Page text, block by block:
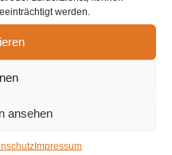
werden.
ansehen
Impressum
eine wichtige
Ihr
Essens Angebot
über